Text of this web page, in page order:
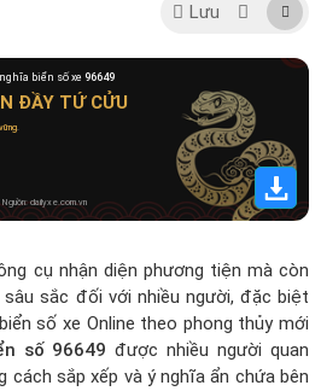
Lưu
biển số xe 96649
ĐẦY TỨ CỬU
.
Nguồn: dailyxe.com.vn
cụ nhận diện phương tiện mà còn
sắc đối với nhiều người, đặc biệt
số xe Online theo phong thủy mới
số 96649 được nhiều người quan
sắp xếp và ý nghĩa ẩn chứa bên